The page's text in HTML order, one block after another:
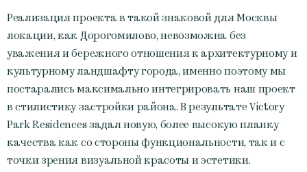
Реализация проекта в такой знаковой для Москвы
локации, как Дорогомилово, невозможна без
уважения и бережного отношения к архитектурному и
культурному ландшафту города, именно поэтому мы
постарались максимально интегрировать наш проект
в стилистику застройки района. В результате Victory
Park Residences задал новую, более высокую планку
качества как со стороны функциональности, так и с
точки зрения визуальной красоты и эстетики.